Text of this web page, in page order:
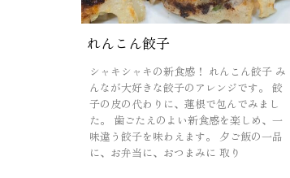
れんこん餃子
シャキシャキの新食感！ れんこん餃子 み
んなが大好きな餃子のアレンジです。 餃
子の皮の代わりに、蓮根で包んでみまし
た。 歯ごたえのよい新食感を楽しめ、一
味違う餃子を味わえます。 夕ご飯の一品
に、お弁当に、おつまみに 取り